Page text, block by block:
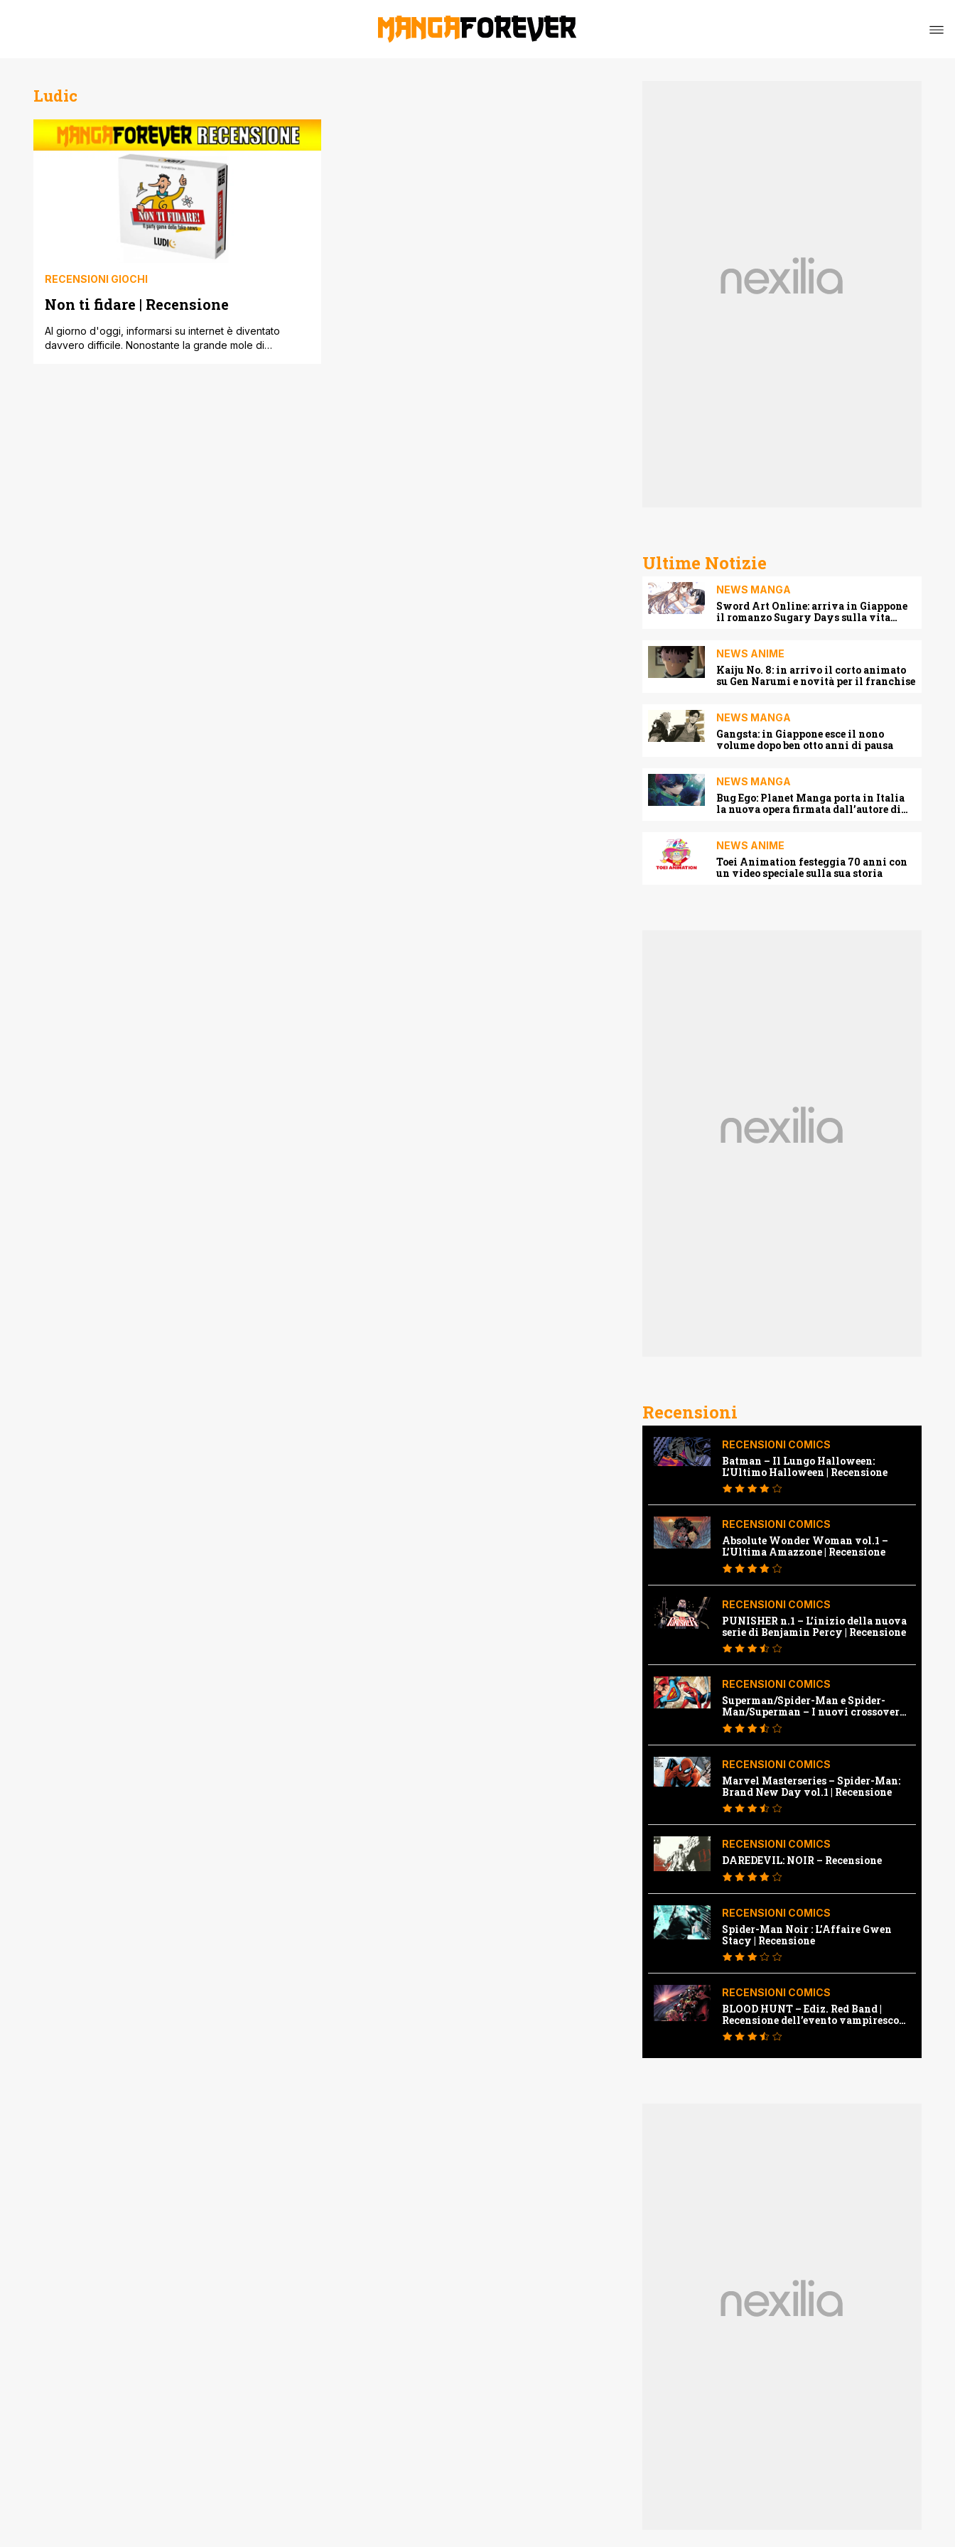
Ludic
RECENSIONI GIOCHI
Non ti fidare | Recensione
Al giorno d'oggi, informarsi su internet è diventato
davvero difficile. Nonostante la grande mole di
Ultime Notizie
NEWS MANGA
Sword Art Online: arriva in Giappone
il romanzo Sugary Days sulla vita
NEWS ANIME
Kaiju No. 8: in arrivo il corto animato
su Gen Narumi e novità per il franchise
NEWS MANGA
Gangsta: in Giappone esce il nono
volume dopo ben otto anni di pausa
NEWS MANGA
Bug Ego: Planet Manga porta in Italia
la nuova opera firmata dall’autore di
NEWS ANIME
Toei Animation festeggia 70 anni con
un video speciale sulla sua storia
Recensioni
RECENSIONI COMICS
Batman – Il Lungo Halloween:
L’Ultimo Halloween | Recensione
RECENSIONI COMICS
Absolute Wonder Woman vol.1 –
L’Ultima Amazzone | Recensione
RECENSIONI COMICS
PUNISHER n.1 – L’inizio della nuova
serie di Benjamin Percy | Recensione
RECENSIONI COMICS
Superman/Spider-Man e Spider-
Man/Superman – I nuovi crossover
Marvel e Dc | Recensione
RECENSIONI COMICS
Marvel Masterseries – Spider-Man:
Brand New Day vol.1 | Recensione
RECENSIONI COMICS
DAREDEVIL: NOIR – Recensione
RECENSIONI COMICS
Spider-Man Noir : L’Affaire Gwen
Stacy | Recensione
RECENSIONI COMICS
BLOOD HUNT – Ediz. Red Band |
Recensione dell’evento vampiresco
della Marvel